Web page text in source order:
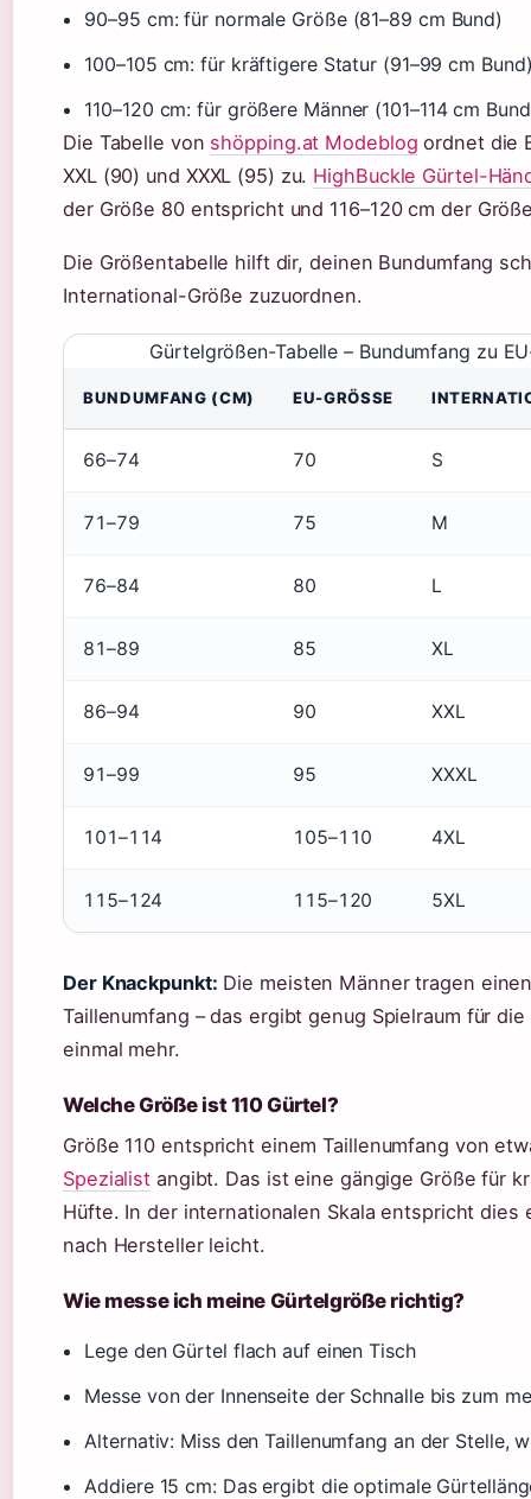
90–95 cm: für normale Größe (81–89 cm Bund)
100–105 cm: für kräftigere Statur (91–99 cm
110–120 cm: für größere Männer (101–114 cm
Die Tabelle von shöpping.at Modeblog ordnet die
XXL (90) und XXXL (95) zu. HighBuckle Gürtel-
der Größe 80 entspricht und 116–120 cm der
Die Größentabelle hilft dir, deinen Bundumfang
International-Größe zuzuordnen.
Gürtelgrößen-Tabelle – Bundumfang zu
BUNDUMFANG (CM) EU-GRÖSSE
66–74 70 S
71–79 75 M
76–84 80 L
81–89 85 XL
86–94 90 XXL
91–99 95 XXXL
101–114 105–110 4XL
115–124 115–120 5XL
Der Knackpunkt: Die meisten Männer tragen
Taillenumfang – das ergibt genug Spielraum für
einmal mehr.
Welche Größe ist 110 Gürtel?
Größe 110 entspricht einem Taillenumfang von
Spezialist angibt. Das ist eine gängige Größe für
Hüfte. In der internationalen Skala entspricht dies
nach Hersteller leicht.
Wie messe ich meine Gürtelgröße richtig?
Lege den Gürtel flach auf einen Tisch
Messe von der Innenseite der Schnalle bis zum
Alternativ: Miss den Taillenumfang an der Stelle,
Addiere 15 cm: Das ergibt die optimale